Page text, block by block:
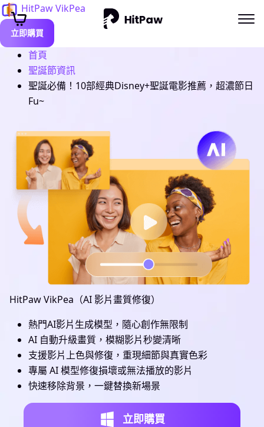
HitPaw VikPea
立即購買
首頁
聖誕節資訊
聖誕必備！10部經典Disney+聖誕電影推薦，超濃節日
Fu~
HitPaw VikPea（AI 影片畫質修復）
熱門AI影片生成模型，隨心創作無限制
AI 自動升級畫質，模糊影片秒變清晰
支援影片上色與修復，重現細節與真實色彩
專屬 AI 模型修復損壞或無法播放的影片
快速移除背景，一鍵替換新場景
立即購買